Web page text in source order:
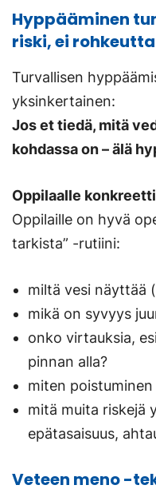
Hyppääminen
riski, ei
Turvallisen
yksinkertainen:
Jos et tiedä, mitä
kohdassa on – älä
Oppilaalle
Oppilaille on hyvä
tarkista” -rutiini:
miltä vesi näyttää
mikä on syvyys
onko virtauksia,
pinnan alla?
miten
mitä muita riskejä
epätasaisuus,
Veteen meno -